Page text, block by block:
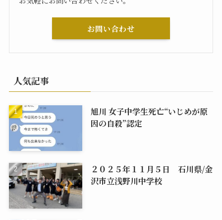
お問い合わせ
人気記事
旭川 女子中学生死亡“いじめが原
因の自殺”認定
２０２５年１１月５日 石川県/金
沢市立浅野川中学校